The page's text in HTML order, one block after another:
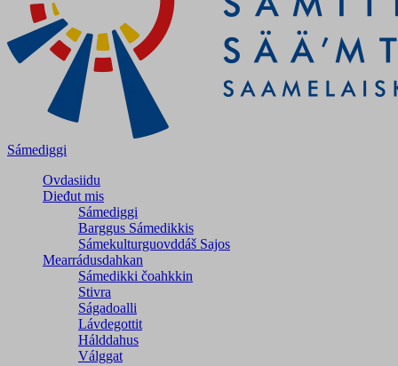
Sámediggi
Ovdasiidu
Dieđut mis
Sámediggi
Barggus Sámedikkis
Sámekulturguovddáš Sajos
Mearrádusdahkan
Sámedikki čoahkkin
Stivra
Ságadoalli
Lávdegottit
Hálddahus
Válggat